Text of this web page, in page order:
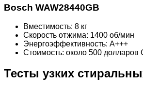
Bosch WAW28440GB
Вместимость: 8 кг
Скорость отжима: 1400 об/мин
Энергоэффективность: A+++
Стоимость: около 500
Тесты узких